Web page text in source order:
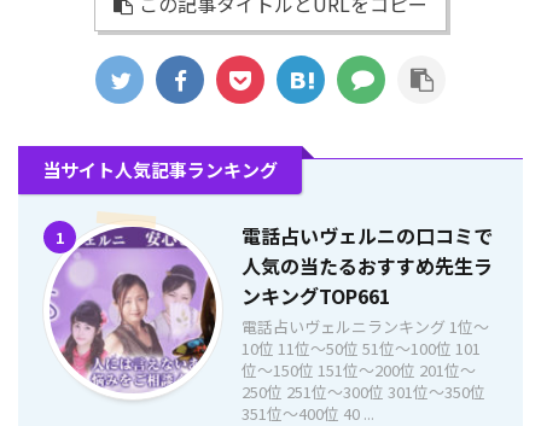
当サイト人気記事ランキング
1
電話占いヴェルニの口コミで
人気の当たるおすすめ先生ラ
ンキングTOP661
電話占いヴェルニランキング 1位〜
10位 11位〜50位 51位〜100位 101
位〜150位 151位〜200位 201位〜
250位 251位〜300位 301位〜350位
351位〜400位 40 ...